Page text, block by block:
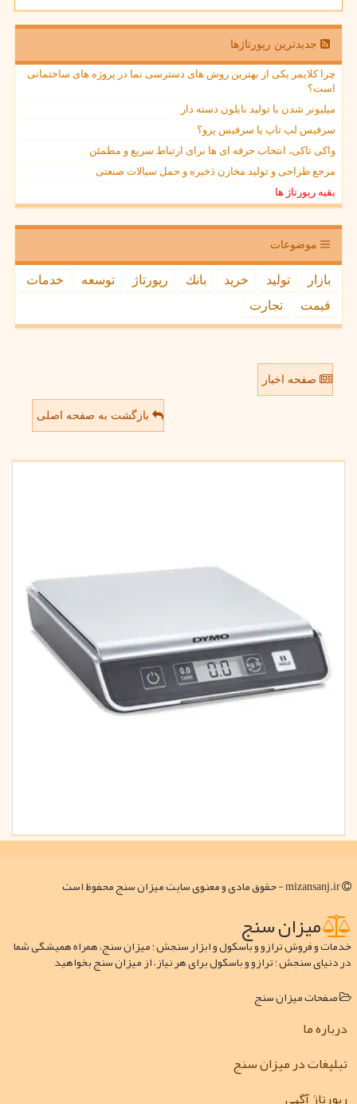
جدیدترین رپورتاژها
چرا کلایمر یکی از بهترین روش های دسترسی نما در پروژه های ساختمانی
است؟
میلیونر شدن با تولید نایلون دسته دار
سرفیس لپ تاپ یا سرفیس پرو؟
واکی تاکی، انتخاب حرفه ای ها برای ارتباط سریع و مطمئن
مرجع طراحی و تولید مخازن ذخیره و حمل سیالات صنعتی
بقیه رپورتاژ ها
موضوعات
بازار تولید خرید بانك رپورتاژ توسعه
خدمات
قیمت
تجارت
صفحه اخبار
بازگشت به صفحه اصلی
میزان سنج
خدمات و فروش ترازو و باسکول و ابزار سنجش ؛ میزان سنج، همراه همیشگی شما
در دنیای سنجش ؛ ترازو و باسکول برای هر نیاز، از میزان سنج بخواهید
صفحات میزان سنج
درباره ما
تبلیغات در میزان سنج